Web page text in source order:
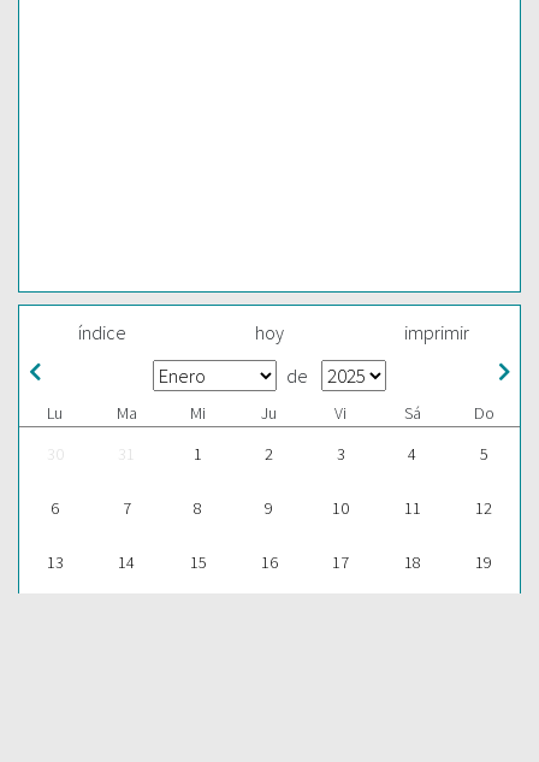
índice hoy imprimir
de
Lu Ma Mi Ju Vi Sá
Do
30
31 1 2 3 4 5
6 7 8 9 10 11 12
13 14 15 16 17 18 19